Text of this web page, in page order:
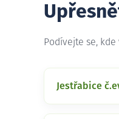
Podívejte se,
Jestřabice